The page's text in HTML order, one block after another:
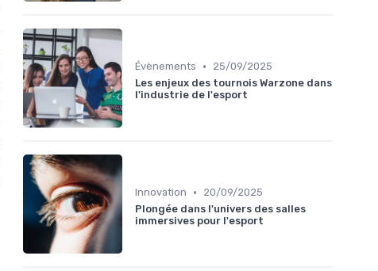
Évènements •
25/09/2025
Les enjeux des tournois Warzone dans
l'industrie de l'esport
Innovation •
20/09/2025
Plongée dans l'univers des salles
immersives pour l'esport